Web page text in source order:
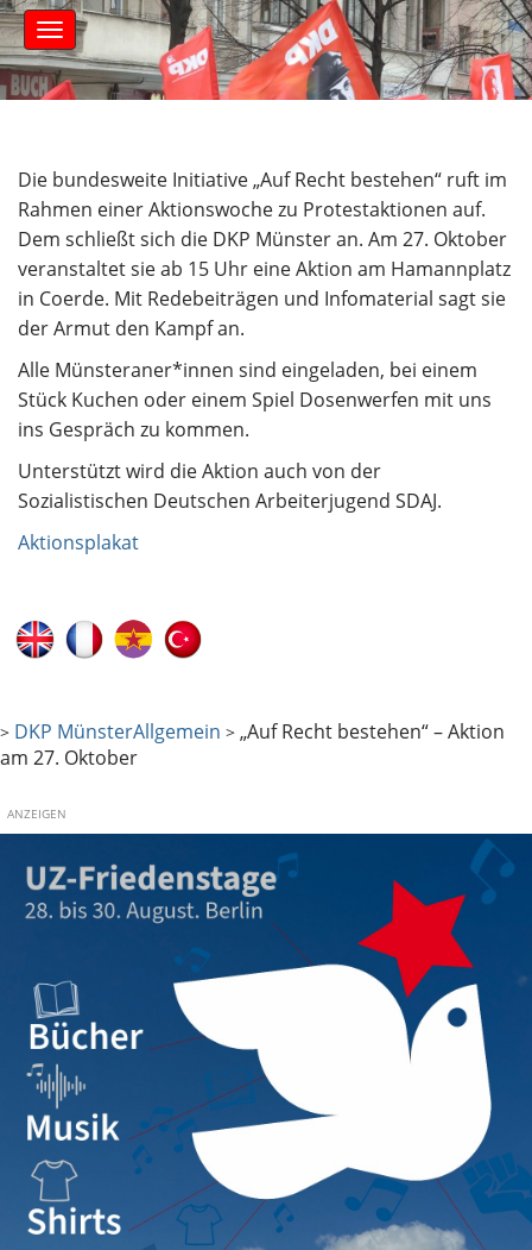
M
a
i
n
u
S
k
i
p
c
o
n
t
e
n
Die bundesweite Initiative „Auf Recht bestehen“ ruft im
Rahmen einer Aktionswoche zu Protestaktionen auf.
Dem schließt sich die DKP Münster an. Am 27. Oktober
veranstaltet sie ab 15 Uhr eine Aktion am Hamannplatz
in Coerde. Mit Redebeiträgen und Infomaterial sagt sie
der Armut den Kampf an.
Alle Münsteraner*innen sind eingeladen, bei einem
Stück Kuchen oder einem Spiel Dosenwerfen mit uns
ins Gespräch zu kommen.
Unterstützt wird die Aktion auch von der
Sozialistischen Deutschen Arbeiterjugend SDAJ.
Aktionsplakat
> DKP MünsterAllgemein > „Auf Recht bestehen“ – Aktion
am 27. Oktober
ANZEIGEN